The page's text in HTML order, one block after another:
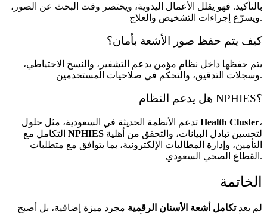
بالتأكيد. فهو يقلل الأعمال اليدوية، ويختصر وقت البحث عن الصور،
ويسرّع إجراءات التشخيص والعلاج.
كيف يتم حفظ صور الأشعة بأمان؟
يتم حفظها داخل نظام مؤمن يدعم التشفير، والنسخ الاحتياطي،
وسجلات التدقيق، والتحكم في صلاحيات المستخدمين.
هل يدعم النظام NPHIES؟
Health Cluster،
NPHIES
التأمين، وإدارة المطالبات الإلكترونية، بما يتوافق مع متطلبات
القطاع الصحي السعودي.
الخاتمة
لم يعدتكامل أشعة الأسنان الرقمية مجرد ميزة إضافية، بل أصبح